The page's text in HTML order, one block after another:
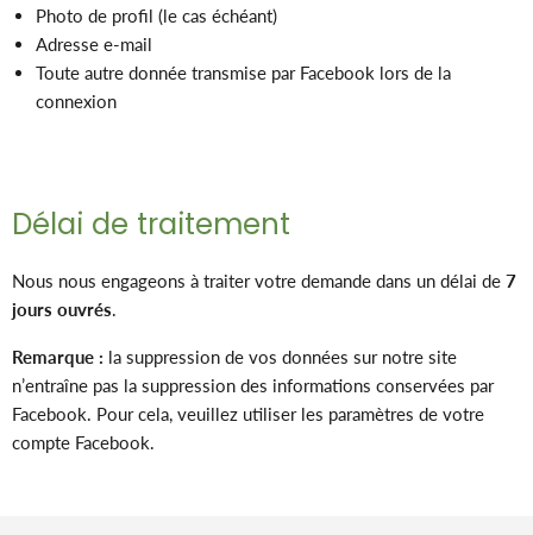
Photo de profil (le cas échéant)
Adresse e-mail
Toute autre donnée transmise par Facebook lors de la
connexion
Délai de traitement
Nous nous engageons à traiter votre demande dans un délai de 7
jours ouvrés.
Remarque : la suppression de vos données sur notre site
n’entraîne pas la suppression des informations conservées par
Facebook. Pour cela, veuillez utiliser les paramètres de votre
compte Facebook.